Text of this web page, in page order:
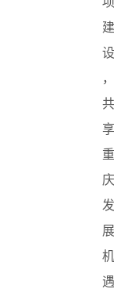
建
设
，
共
享
重
庆
发
展
机
遇